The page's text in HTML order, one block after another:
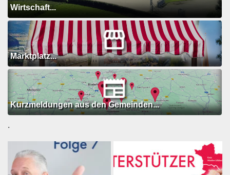
Wirtschaft...
Marktplatz...
Kurzmeldungen aus den Gemeinden...
.